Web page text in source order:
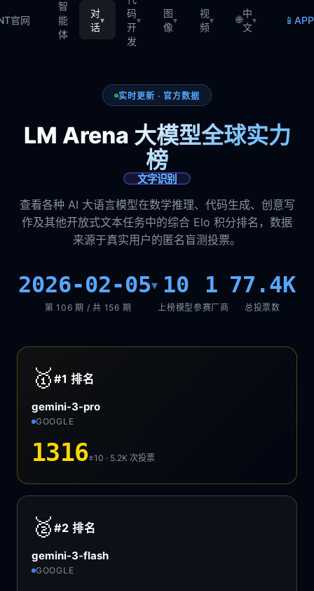
官网
智
能
体
对
话
▾
码
开
发
▾
图
像
▾
视
频
▾ 🌐
中
文
▾ 📱
实时更新 · 官方数据
LM Arena 大模型全球实力
榜
文字识别
查看各种 AI 大语言模型在数学推理、代码生成、创意写
作及其他开放式文本任务中的综合 Elo 积分排名，数据
来源于真实用户的匿名盲测投票。
2026-02-05▾
第 106 期 / 共 156 期
10
上榜模型
1
参赛厂商
77.4K
总投票数
🥇 #1排名
gemini-3-pro
GOOGLE
1316±10 · 5.2K次投票
🥈 #2排名
gemini-3-flash
GOOGLE